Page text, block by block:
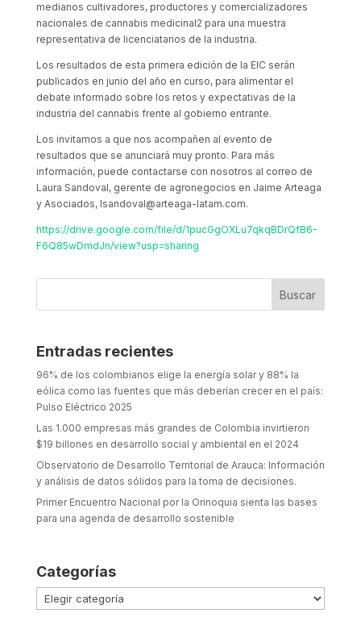
medianos cultivadores, productores y comercializadores
nacionales de cannabis medicinal2 para una muestra
representativa de licenciatarios de la industria.
Los resultados de esta primera edición de la EIC serán
publicados en junio del año en curso, para alimentar el
debate informado sobre los retos y expectativas de la
industria del cannabis frente al gobierno entrante.
Los invitamos a que nos acompañen al evento de
resultados que se anunciará muy pronto. Para más
información, puede contactarse con nosotros al correo de
Laura Sandoval, gerente de agronegocios en Jaime Arteaga
y Asociados, lsandoval@arteaga-latam.com.
https://drive.google.com/file/d/1pucGgOXLu7qkqBDrQfB6-
F6Q85wDmdJn/view?usp=sharing
Entradas recientes
96% de los colombianos elige la energía solar y 88% la
eólica como las fuentes que más deberían crecer en el país:
Pulso Eléctrico 2025
Las 1.000 empresas más grandes de Colombia invirtieron
$19 billones en desarrollo social y ambiental en el 2024
Observatorio de Desarrollo Territorial de Arauca: Información
y análisis de datos sólidos para la toma de decisiones.
Primer Encuentro Nacional por la Orinoquia sienta las bases
para una agenda de desarrollo sostenible
Categorías
Categorías